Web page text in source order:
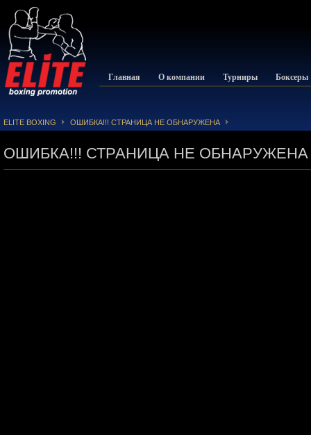
Главная О компании Турниры Боксеры
ELITE BOXING ОШИБКА!!! СТРАНИЦА НЕ ОБНАРУЖЕНА
ОШИБКА!!! СТРАНИЦА НЕ ОБНАРУЖЕНА